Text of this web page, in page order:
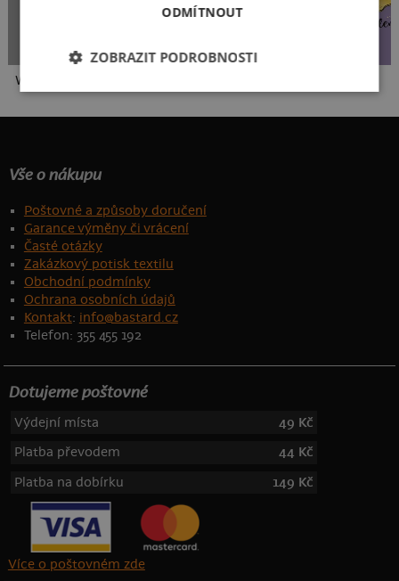
Wago svorka
Vše o nákupu
Poštovné a způsoby doručení
Garance výměny či vrácení
Časté otázky
Zakázkový potisk textilu
Obchodní podmínky
Ochrana osobních údajů
Kontakt: info@bastard.cz
Telefon: 355 455 192
Dotujeme poštovné
Výdejní místa
49 Kč
Platba převodem
44 Kč
Platba na dobírku
149 Kč
Více o poštovném zde
ODMÍTNOUT
ZOBRAZIT PODROBNOSTI